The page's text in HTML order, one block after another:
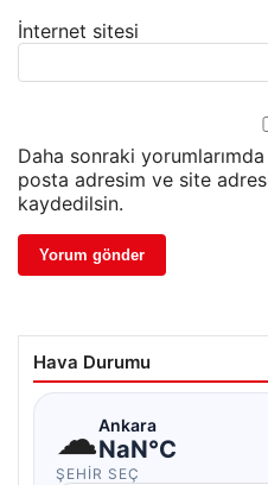
İnternet sitesi
Daha sonraki yorumlarımda
posta adresim ve site
kaydedilsin.
Hava Durumu
☁Ankara
NaN°C
ŞEHIR SEÇ